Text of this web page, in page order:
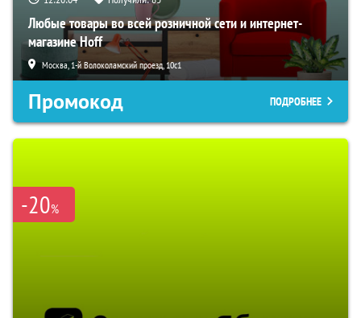
Любые товары во всей розничной сети и интернет-
магазине Hoff
Москва, 1-й Волоколамский проезд, 10с1
Промокод ПОДРОБНЕЕ
-20%